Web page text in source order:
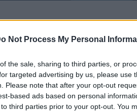
Not Process My Personal
the sale, sharing to third parties, or
targeted advertising by us, please use
Please note that after your opt-out
based ads based on personal
third parties prior to your opt-out. You
nezamíří na hory či někam na výlet
pohádek, sci-fi a
na jednu výjimku podařilo domluvit i
pod sto korun.